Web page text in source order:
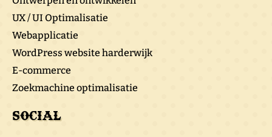
UX / UI Optimalisatie
Webapplicatie
WordPress website harderwijk
E-commerce
Zoekmachine optimalisatie
Social